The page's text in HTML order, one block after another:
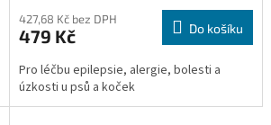
427,68 Kč bez DPH
479 Kč Do košíku
Pro léčbu epilepsie, alergie, bolesti a
úzkosti u psů a koček